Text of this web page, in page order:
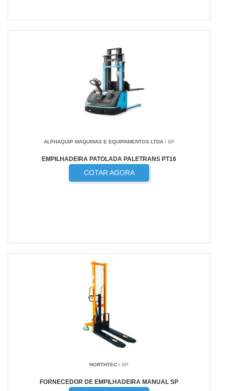
ALPHAQUIP MAQUINAS E EQUIPAMENTOS LTDA/ SP
EMPILHADEIRA PATOLADA PALETRANS PT16
COTAR AGORA
NORTHTEC / SP
FORNECEDOR DE EMPILHADEIRA MANUAL SP